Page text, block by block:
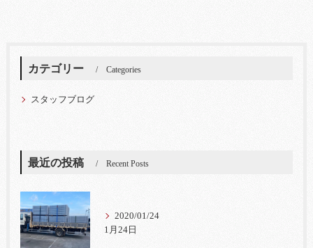
カテゴリー Categories
スタッフブログ
最近の投稿 Recent Posts
2020/01/24
1月24日